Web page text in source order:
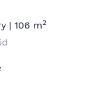
| 106 m2